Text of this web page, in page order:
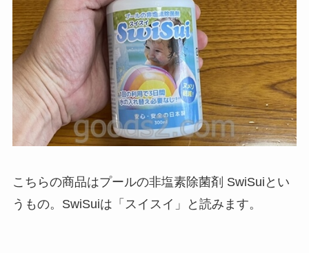
こちらの商品はプールの非塩素除菌剤 SwiSuiとい
うもの。SwiSuiは「スイスイ」と読みます。